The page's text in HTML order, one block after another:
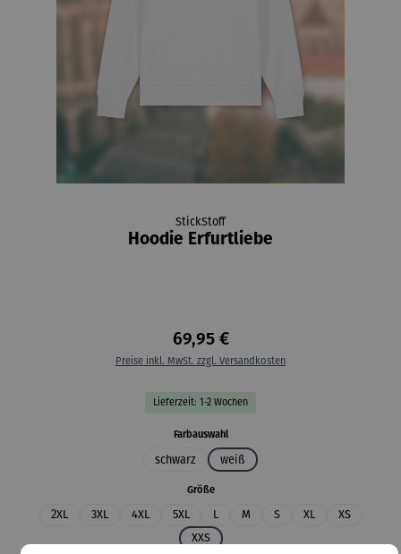
StickStoff
Hoodie Erfurtliebe
69,95 €
Preise inkl. MwSt. zzgl. Versandkosten
Lieferzeit: 1-2 Wochen
Farbauswahlauswählen
schwarz weiß
Größeauswählen
2XL 3XL 4XL 5XL L M S XL
XS
XXS